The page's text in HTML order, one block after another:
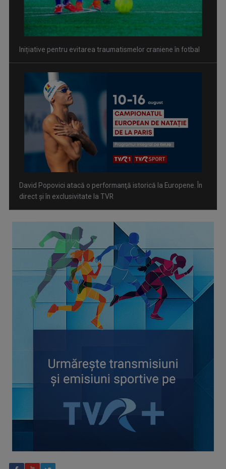
David Popovici atacă o performanţă istorică la Europene. În
direct şi în exclusivitate la TVR
Spectacol total la TVR: David Popovici și tricolorii luptă
pentru aur la Europenele de Natație de la Paris
CONCACAF respinge planul FIFA de privatizare parțială a